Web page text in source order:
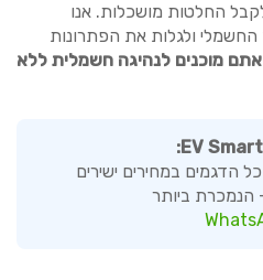
החלטות מושכלות. אנו
ולגלות את הפתרונות
מוכנים לנהיגה חשמלית ללא
הדגמים במחירים ישירים
הנמכרת ביותר